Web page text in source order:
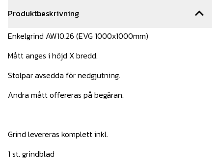
Produktbeskrivning
Enkelgrind AW10.26 (EVG 1000x1000mm)
Mått anges i höjd X bredd.
Stolpar avsedda för nedgjutning.
Andra mått offereras på begäran.
Grind levereras komplett inkl.
1 st. grindblad